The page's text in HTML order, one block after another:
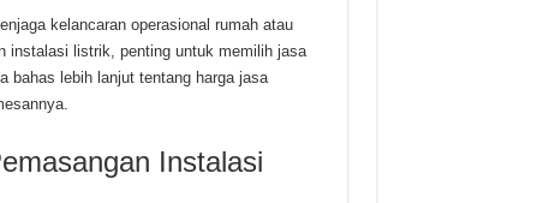
kelancaran operasional rumah atau
instalasi listrik, penting untuk memilih jasa
bahas lebih lanjut tentang harga jasa
Instalasi